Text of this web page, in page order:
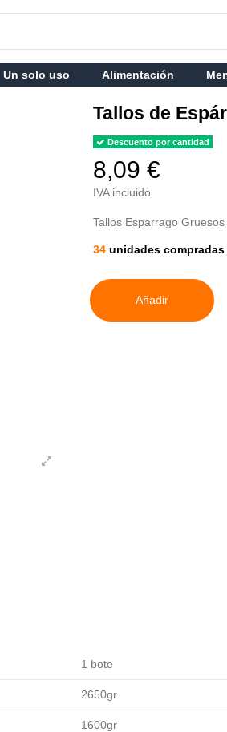
Un solo uso Alimentación
Tallos de
Descuento por cantidad
8,09 €
IVA incluido
Tallos Esparrago
34 unidades compradas
Añadir
1 bote
2650gr
1600gr